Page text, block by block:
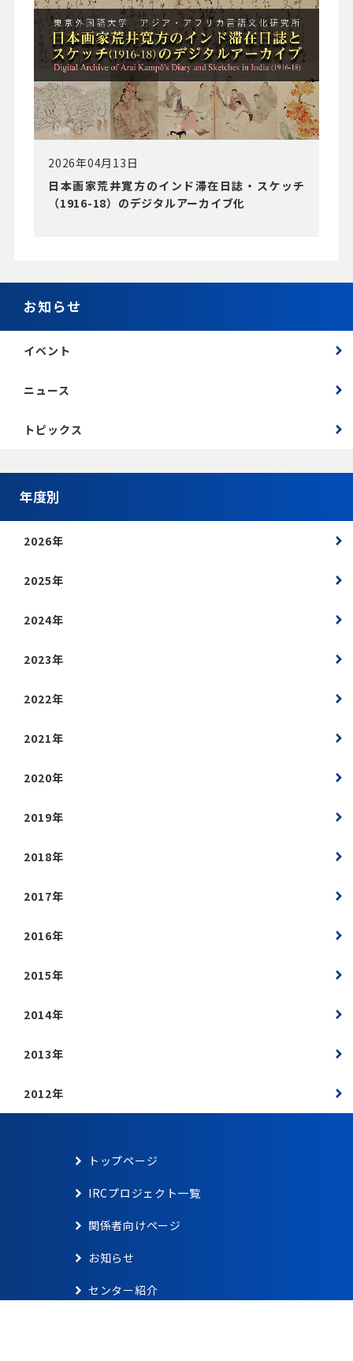
2026年04月13日
⽇本画家荒井寛⽅のインド滞在⽇誌・スケッチ
（1916-18）のデジタルアーカイブ化
お知らせ
イベント
ニュース
トピックス
年度別
2026年
2025年
2024年
2023年
2022年
2021年
2020年
2019年
2018年
2017年
2016年
2015年
2014年
2013年
2012年
トップページ
IRCプロジェクト一覧
関係者向けページ
お知らせ
センター紹介